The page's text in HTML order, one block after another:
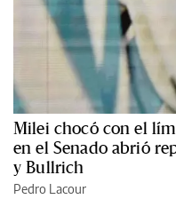
Milei chocó con el
en el Senado abrió
y Bullrich
Pedro Lacour